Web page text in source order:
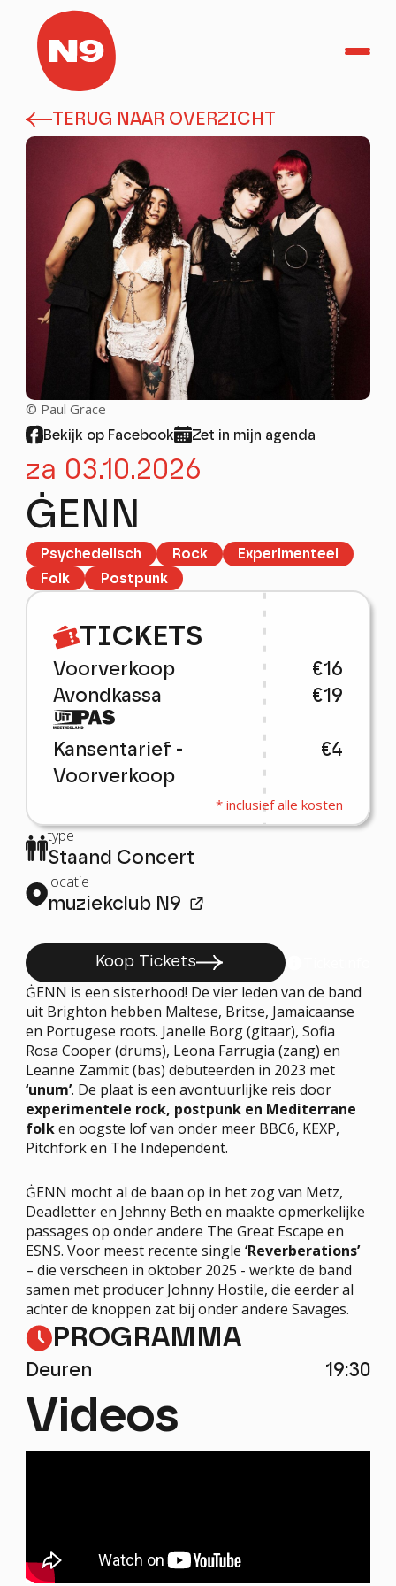
TicketShop
Home
Agenda
Helden in het Park
Herbakkersfestival
PRAKTISCH
OVER N9
FESTIVALS
PROJECTEN
PROFESSIONEEL
stay tuned!
Nieuwsbrief
Schrijf me in!
TERUG NAAR OVERZICHT
Bekijk op Facebook Zet in mijn agenda
© Paul Grace
za 03.10.2026
ĠENN
Psychedelisch Rock
Experimenteel
Folk
Postpunk
TICKETS
Voorverkoop
€16
Avondkassa
€19
Kansentarief -
Voorverkoop
€4
type
Staand Concert
locatie
muziekclub N9
Koop Tickets
ĠENN is een sisterhood! De vier leden van de band
uit Brighton hebben Maltese, Britse, Jamaicaanse
en Portugese roots. Janelle Borg (gitaar), Sofia
Rosa Cooper (drums), Leona Farrugia (zang) en
Leanne Zammit (bas) debuteerden in 2023 met
‘unum’. De plaat is een avontuurlijke reis door
experimentele rock, postpunk en Mediterrane
folken oogste lof van onder meer BBC6, KEXP,
Pitchfork en The Independent.
ĠENN mocht al de baan op in het zog van Metz,
Deadletter en Jehnny Beth en maakte opmerkelijke
passages op onder andere The Great Escape en
ESNS. Voor meest recente single ‘Reverberations’
– die verscheen in oktober 2025 - werkte de band
samen met producer Johnny Hostile, die eerder al
achter de knoppen zat bij onder andere Savages.
PROGRAMMA
Deuren 19:30
Videos